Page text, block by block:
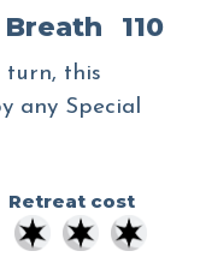
110
turn, this
any Special
Retreat cost